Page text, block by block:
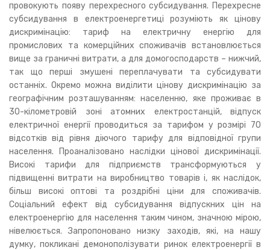
провокують появу перехресного субсидування. Перехресне
субсидування в електроенергетиці розуміють як цінову
дискримінацію: тариф на електричну енергію для
промислових та комерційних споживачів встановлюється
вище за граничні витрати, а для домогосподарств – нижчий,
так що перші змушені переплачувати та субсидувати
останніх. Окремо можна виділити цінову дискримінацію за
географічним розташуванням: населенню, яке проживає в
30-кілометровій зоні атомних електростанцій, відпуск
електричної енергії проводиться за тарифом у розмірі 70
відсотків від рівня діючого тарифу для відповідної групи
населення. Проаналізовано наслідки цінової дискримінації.
Високі тарифи для підприємств трансформуються у
підвищенні витрати на виробництво товарів і, як наслідок,
більш високі оптові та роздрібні ціни для споживачів.
Соціальний ефект від субсидування відпускних цін на
електроенергію для населення таким чином, значною мірою,
нівелюється. Запропоновано низку заходів, які, на нашу
думку, покликані демонополізувати ринок електроенергії в